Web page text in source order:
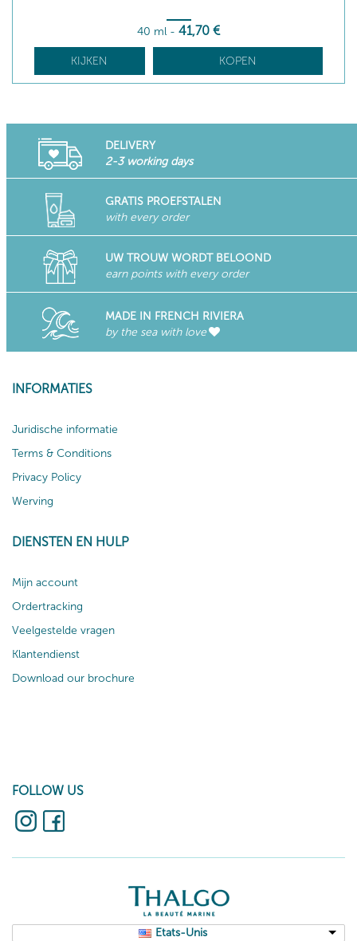
40 ml - 41,70 €
KIJKEN KOPEN
DELIVERY
2-3 working days
GRATIS PROEFSTALEN
with every order
UW TROUW WORDT BELOOND
earn points with every order
MADE IN FRENCH RIVIERA
by the sea with love
INFORMATIES
Juridische informatie
Terms & Conditions
Privacy Policy
Werving
DIENSTEN EN HULP
Mijn account
Ordertracking
Veelgestelde vragen
Klantendienst
Download our brochure
FOLLOW US
Etats-Unis